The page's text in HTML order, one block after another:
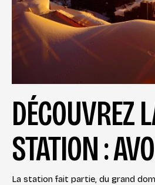
DÉCOUVREZ
STATION :
La station fait partie, du grand